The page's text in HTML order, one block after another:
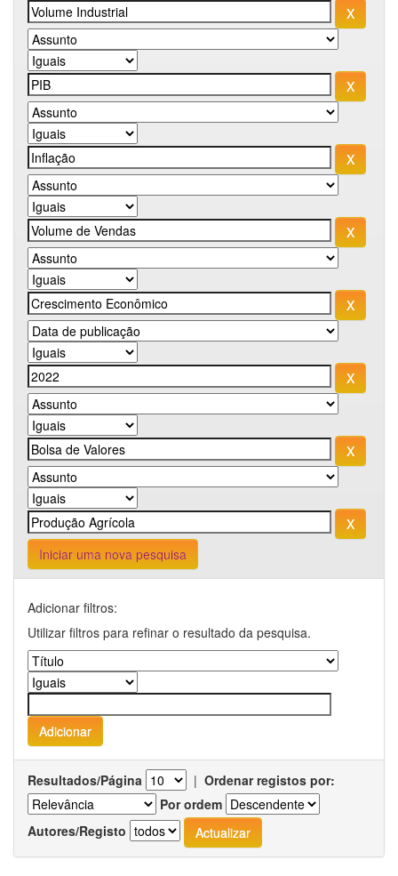
Iniciar uma nova pesquisa
Adicionar filtros:
Utilizar filtros para refinar o resultado da pesquisa.
Resultados/Página | Ordenar registos por:
Por ordem
Autores/Registo